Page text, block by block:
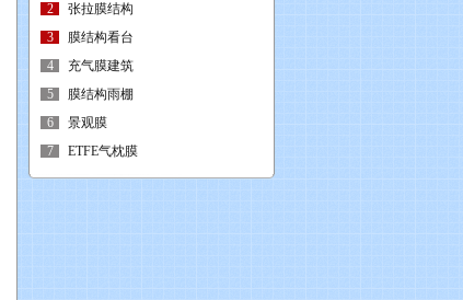
2
张拉膜结构
3
膜结构看台
4
充气膜建筑
5
膜结构雨棚
6
景观膜
7
ETFE气枕膜